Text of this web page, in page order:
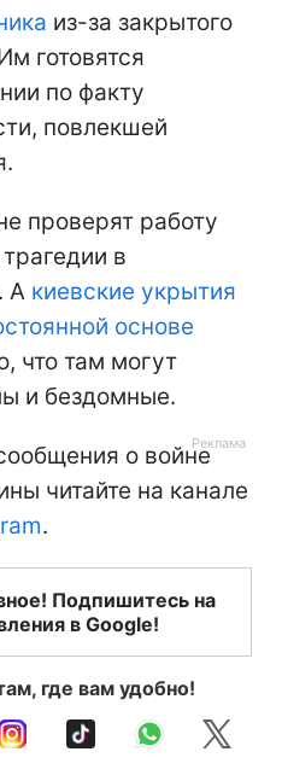
из-за закрытого
готовятся
по факту
повлекшей
проверят работу
в
А киевские укрытия
основе
что там могут
и бездомные.
о войне
читайте на канале
.
Подпишитесь на
в Google!
где вам удобно!